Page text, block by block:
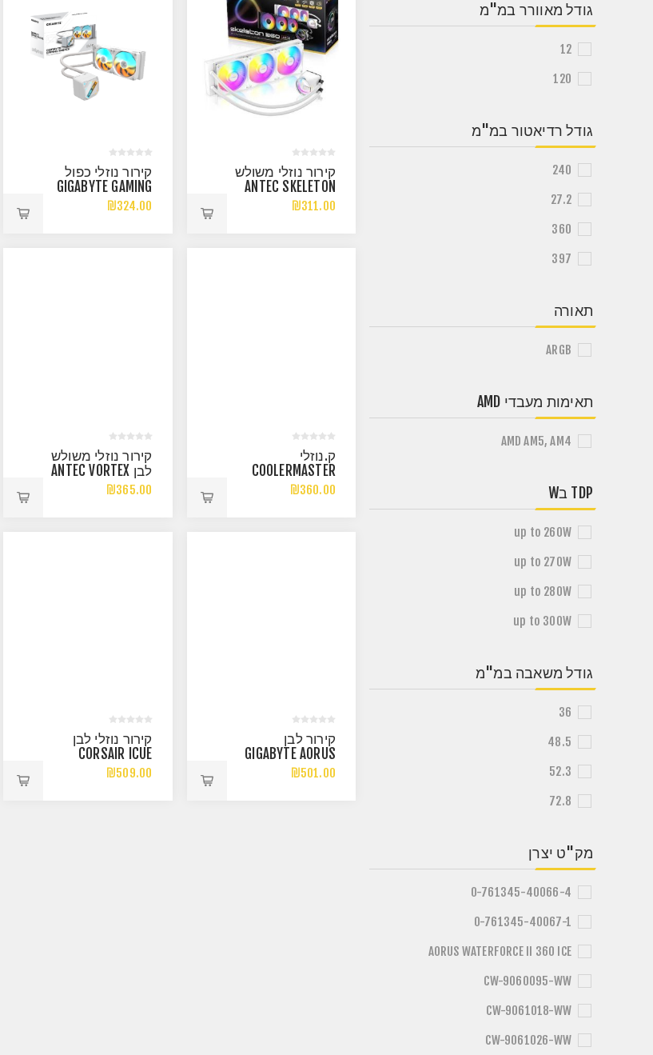
קירור נוזלי משולש
ANTEC SKELETON
360 ARGB WHITE
₪311.00
קירור נוזלי כפול
GIGABYTE GAMING
240 ICE 2XARGB
₪324.00
ק.נוזלי
COOLERMASTER
360 CORE II WHITE
₪360.00
קירור נוזלי משולש
לבן ANTEC VORTEX
LUM 360 WHITE
₪365.00
קירור לבן
GIGABYTE AORUS
WATERFORCE II 360
₪501.00
קירור נוזלי לבן
CORSAIR ICUE
NAUTILUS 360 RS
₪509.00
גודל מאוורר במ"מ
12
120
גודל רדיאטור במ"מ
240
27.2
360
397
תאורה
ARGB
תאימות מעבדי AMD
AMD AM5, AM4
TDP בW
up to 260W
up to 270W
up to 280W
up to 300W
גודל משאבה במ"מ
36
48.5
52.3
72.8
מק"ט יצרן
0-761345-40066-4
0-761345-40067-1
AORUS WATERFORCE II 360 ICE
CW-9060095-WW
CW-9061018-WW
CW-9061026-WW